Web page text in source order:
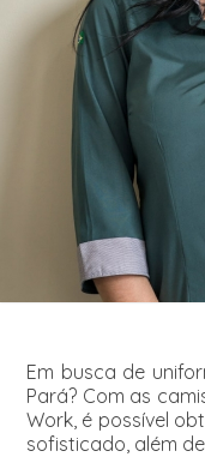
Em busca de
Pará? Com as
Work, é possível
sofisticado, além